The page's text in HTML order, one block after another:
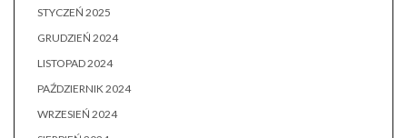
STYCZEŃ 2025
GRUDZIEŃ 2024
LISTOPAD 2024
PAŹDZIERNIK 2024
WRZESIEŃ 2024